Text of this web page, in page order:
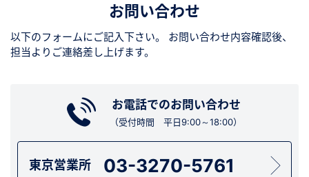
お問い合わせ
以下のフォームにご記入下さい。
お問い合わせ内容確認後、
担当よりご連絡差し上げます。
お電話でのお問い合わせ
（受付時間 平日9:00～18:00）
東京営業所 03-3270-5761